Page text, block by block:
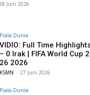
Juni 2026
Piala Dunia
VIDIO: Full Time
– 0 Irak | FIFA World Cup
26 2026
KSMN - 27 Juni 2026
Piala Dunia